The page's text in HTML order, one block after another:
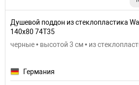
Душевой поддон из стеклопластика
140x80 74T35
черные • высотой 3 см • из
Германия